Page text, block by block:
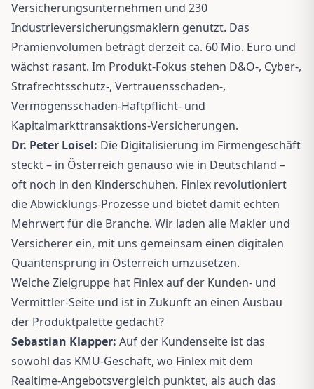
Versicherungsunternehmen und 230
Industrieversicherungsmaklern genutzt. Das
Prämienvolumen beträgt derzeit ca. 60 Mio. Euro und
wächst rasant. Im Produkt-Fokus stehen D&O-, Cyber-,
Strafrechtsschutz-, Vertrauensschaden-,
Vermögensschaden-Haftpflicht- und
Kapitalmarkttransaktions-Versicherungen.
Dr. Peter Loisel: Die Digitalisierung im Firmengeschäft
steckt – in Österreich genauso wie in Deutschland –
oft noch in den Kinderschuhen. Finlex revolutioniert
die Abwicklungs-Prozesse und bietet damit echten
Mehrwert für die Branche. Wir laden alle Makler und
Versicherer ein, mit uns gemeinsam einen digitalen
Quantensprung in Österreich umzusetzen.
Welche Zielgruppe hat Finlex auf der Kunden- und
Vermittler-Seite und ist in Zukunft an einen Ausbau
der Produktpalette gedacht?
Sebastian Klapper: Auf der Kundenseite ist das
sowohl das KMU-Geschäft, wo Finlex mit dem
Realtime-Angebotsvergleich punktet, als auch das